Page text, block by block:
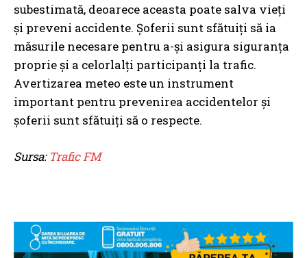
subestimată, deoarece aceasta poate salva vieți
și preveni accidente. Șoferii sunt sfătuiți să ia
măsurile necesare pentru a-și asigura siguranța
proprie și a celorlalți participanți la trafic.
Avertizarea meteo este un instrument
important pentru prevenirea accidentelor și
șoferii sunt sfătuiți să o respecte.
Sursa: Trafic FM